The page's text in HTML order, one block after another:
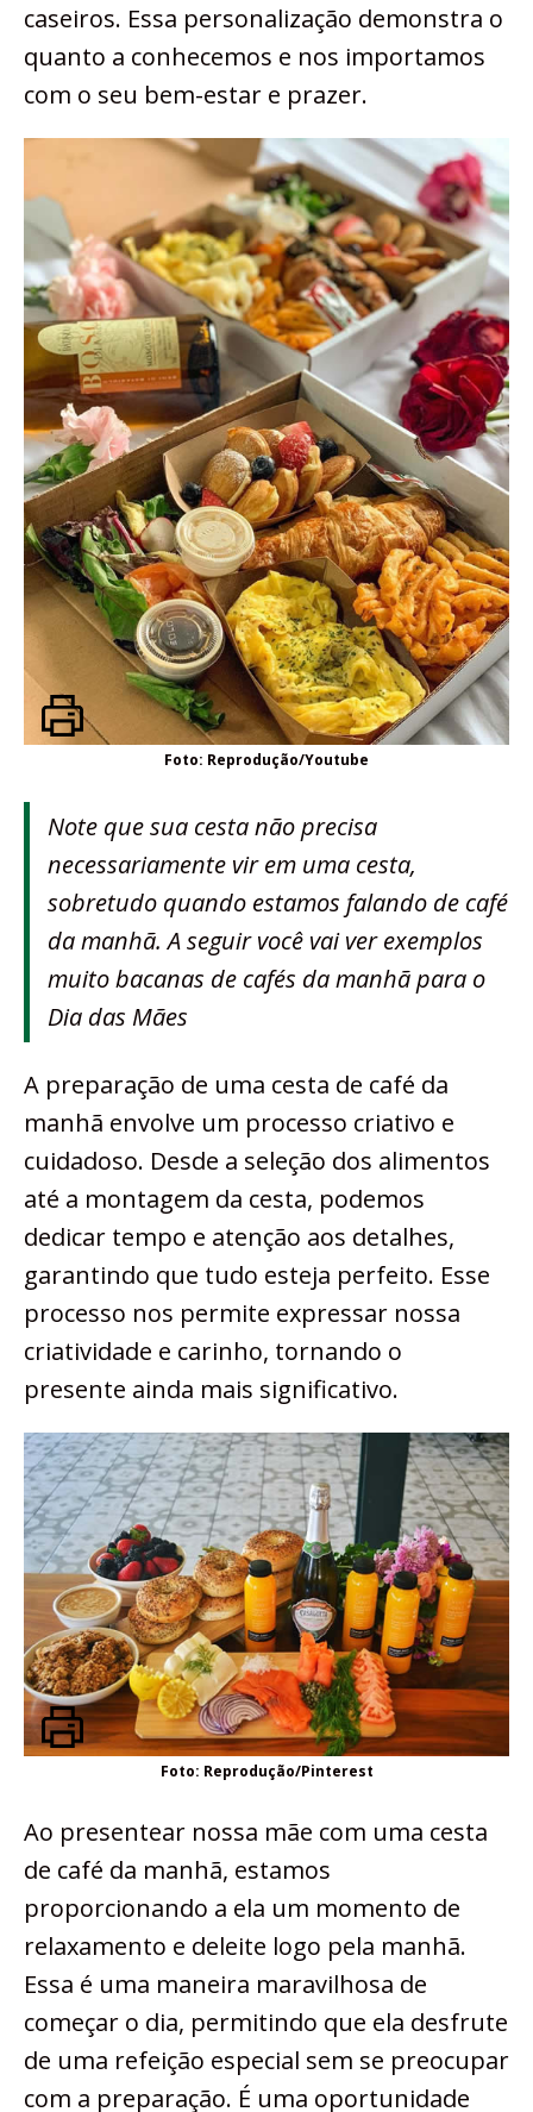
caseiros. Essa personalização demonstra o
quanto a conhecemos e nos importamos
com o seu bem-estar e prazer.
Foto: Reprodução/Youtube
Note que sua cesta não precisa
necessariamente vir em uma cesta,
sobretudo quando estamos falando de café
da manhã. A seguir você vai ver exemplos
muito bacanas de cafés da manhã para o
Dia das Mães
A preparação de uma cesta de café da
manhã envolve um processo criativo e
cuidadoso. Desde a seleção dos alimentos
até a montagem da cesta, podemos
dedicar tempo e atenção aos detalhes,
garantindo que tudo esteja perfeito. Esse
processo nos permite expressar nossa
criatividade e carinho, tornando o
presente ainda mais significativo.
Foto: Reprodução/Pinterest
Ao presentear nossa mãe com uma cesta
de café da manhã, estamos
proporcionando a ela um momento de
relaxamento e deleite logo pela manhã.
Essa é uma maneira maravilhosa de
começar o dia, permitindo que ela desfrute
de uma refeição especial sem se preocupar
com a preparação. É uma oportunidade